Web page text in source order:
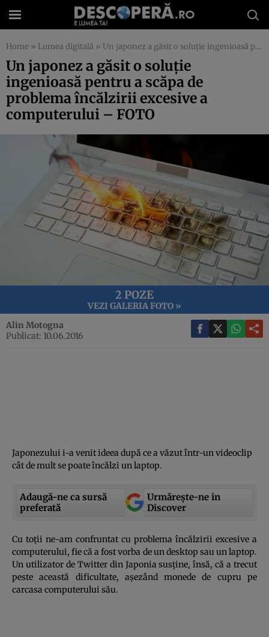
Home » Lumea digitală » Un japonez a găsit o soluţie ingenioasă pentru a scăpa de problema încălzirii excesive a computerului – FOTO
Un japonez a găsit o soluţie
ingenioasă pentru a scăpa de
problema încălzirii excesive a
computerului – FOTO
2 POZE
VEZI GALERIA FOTO »
Alin Motogna
Publicat: 10.06.2016
Japonezului i-a venit ideea după ce a văzut într-un videoclip
cât de mult se poate încălzi un laptop.
Adaugă-ne ca sursă
preferată
Urmărește-ne in
Discover
Cu toţii ne-am confruntat cu problema încălzirii excesive a
computerului, fie că a fost vorba de un desktop sau un laptop.
Un utilizator de Twitter din Japonia susţine, însă, că a trecut
peste această dificultate, aşezând monede de cupru pe
carcasa computerului său.